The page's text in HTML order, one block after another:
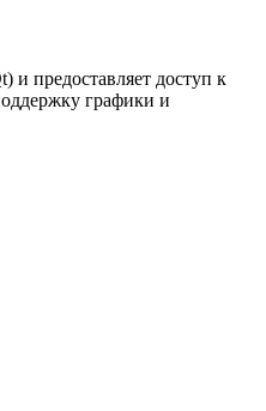
предоставляет доступ к
графики и